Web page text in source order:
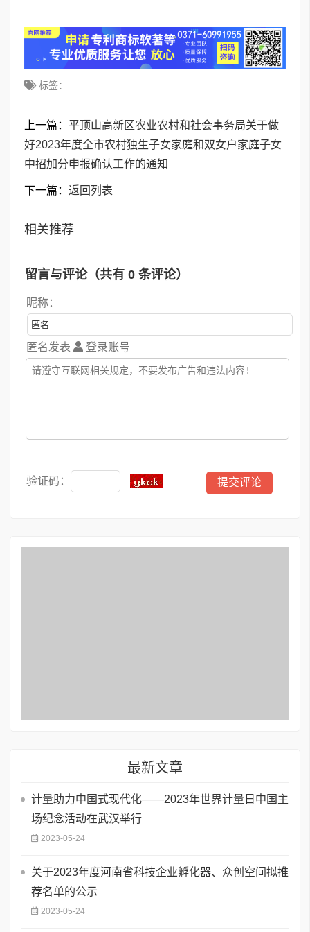
标签：
上一篇： 平顶山高新区农业农村和社会事务局关于做
好2023年度全市农村独生子女家庭和双女户家庭子女
中招加分申报确认工作的通知
下一篇： 返回列表
相关推荐
留言与评论（共有 0 条评论）
昵称：
匿名发表 登录账号
验证码：
最新文章
​计量助力中国式现代化——2023年世界计量日中国主
场纪念活动在武汉举行
2023-05-24
关于2023年度河南省科技企业孵化器、众创空间拟推
荐名单的公示
2023-05-24